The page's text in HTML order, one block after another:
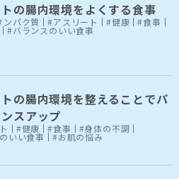
の腸内環境をよくする食事
ンパク質 #アスリート #健康 #食事
#バランスのいい食事
の腸内環境を整えることでパ
スアップ
#健康 #食事 #身体の不調
いい食事 #お肌の悩み